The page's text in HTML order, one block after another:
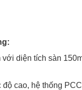
diện tích sàn
cao, hệ thống